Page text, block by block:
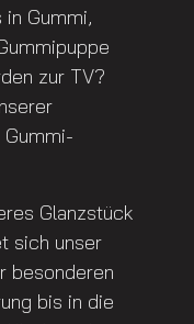
Gummi,
zur TV?
Glanzstück
sich unser
besonderen
bis in die